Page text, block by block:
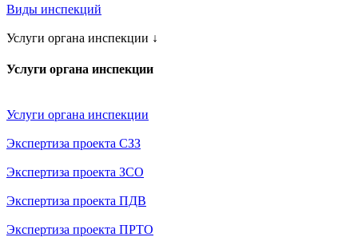
Виды инспекций
Услуги органа инспекции ↓
Услуги органа инспекции
Услуги органа инспекции
Экспертиза проекта СЗЗ
Экспертиза проекта ЗСО
Экспертиза проекта ПДВ
Экспертиза проекта ПРТО